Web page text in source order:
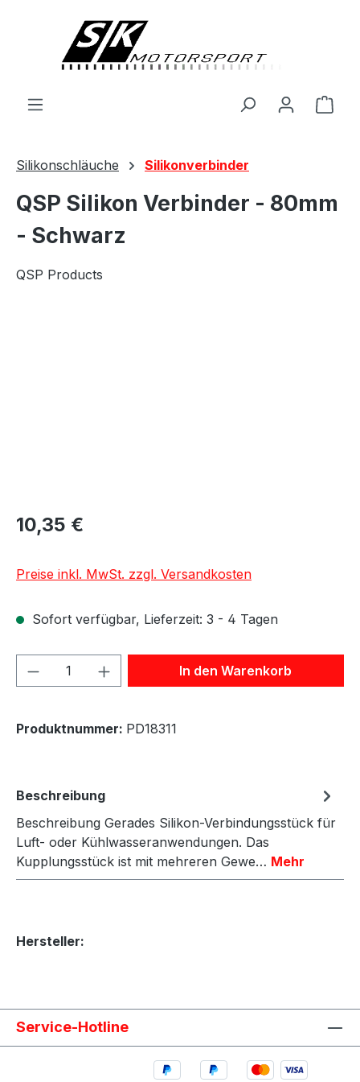
Silikonschläuche Silikonverbinder
QSP Silikon Verbinder - 80mm
- Schwarz
QSP Products
10,35 €
Preise inkl. MwSt. zzgl. Versandkosten
Sofort verfügbar, Lieferzeit: 3 - 4 Tagen
Produkt Anzahl: Gib denIn den Warenkorb
Produktnummer: PD18311
Beschreibung
Beschreibung Gerades Silikon-Verbindungsstück für
Luft- oder Kühlwasseranwendungen. Das
Kupplungsstück ist mit mehreren Gewe… Mehr
Hersteller:
Service-Hotline